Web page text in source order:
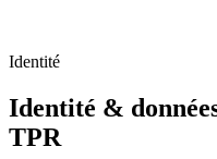
Identité
Identité &
TPR